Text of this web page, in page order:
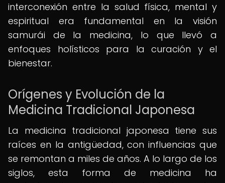
interconexión entre la salud física, mental y
espiritual era fundamental en la visión
samurái de la medicina, lo que llevó a
enfoques holísticos para la curación y el
bienestar.
Orígenes y Evolución de la
Medicina Tradicional Japonesa
La medicina tradicional japonesa tiene sus
raíces en la antigüedad, con influencias que
se remontan a miles de años. A lo largo de los
siglos, esta forma de medicina ha